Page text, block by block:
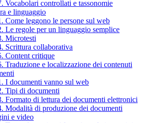
Vocabolari controllati e tassonomie
e linguaggio
Come leggono le persone sul web
Le regole per un linguaggio semplice
Microtesti
Scrittura collaborativa
Content critique
Traduzione e localizzazione dei contenuti
I documenti vanno sul web
Tipi di documenti
Formato di lettura dei documenti elettronici
Modalità di produzione dei documenti
e video